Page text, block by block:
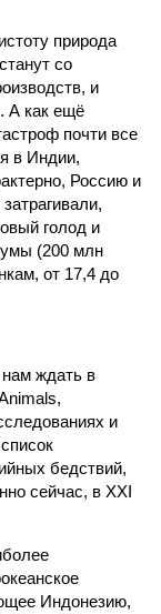
природа
со
и
А как ещё
почти все
в Индии,
Россию и
голод и
(200 млн
от 17,4 до
ждать в
и
бедствий,
сейчас, в XXI
Индонезию,